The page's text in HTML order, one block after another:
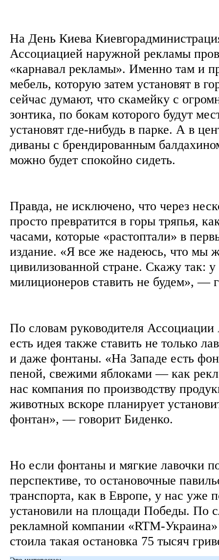
На День Киева
Ассоциацией наружной рекламы
«карнавал рекламы». Именно там и
мебель, которую затем установят в
сейчас думают, что скамейку с
зонтика, по бокам которого будут
установят где-нибудь в парке. А в
диваны с брендированным
можно будет спокойно сидеть.
Правда, не исключено, что через
просто превратится в горы тряпья,
часами, которые «растоптали» в
издание. «Я все же надеюсь, что мы
цивилизованной стране. Скажу так:
милиционеров ставить не будем», —
По словам руководителя
есть идея также ставить не только
и даже фонтаны. «На Западе есть
пеной, свежими яблоками — как
нас компания по производству
животных вскоре планирует
фонтан», — говорит Биденко.
Но если фонтаны и мягкие лавочки
перспективе, то остановочные
транспорта, как в Европе, у нас уже
установили на площади Победы. По
рекламной компании «RTM-
стоила такая остановка 75 тысяч